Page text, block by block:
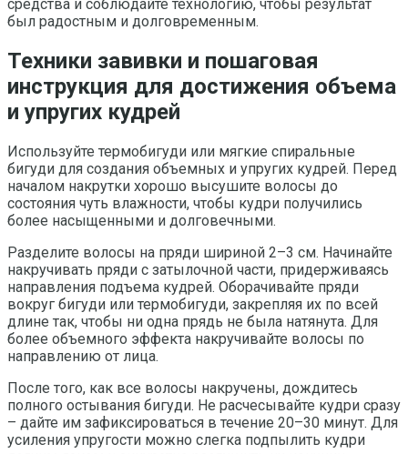
средства и соблюдайте технологию, чтобы результат
был радостным и долговременным.
Техники завивки и пошаговая
инструкция для достижения объема
и упругих кудрей
Используйте термобигуди или мягкие спиральные
бигуди для создания объемных и упругих кудрей. Перед
началом накрутки хорошо высушите волосы до
состояния чуть влажности, чтобы кудри получились
более насыщенными и долговечными.
Разделите волосы на пряди шириной 2–3 см. Начинайте
накручивать пряди с затылочной части, придерживаясь
направления подъема кудрей. Оборачивайте пряди
вокруг бигуди или термобигуди, закрепляя их по всей
длине так, чтобы ни одна прядь не была натянута. Для
более объемного эффекта накручивайте волосы по
направлению от лица.
После того, как все волосы накручены, дождитесь
полного остывания бигуди. Не расчесывайте кудри сразу
– дайте им зафиксироваться в течение 20–30 минут. Для
усиления упругости можно слегка подпылить кудри